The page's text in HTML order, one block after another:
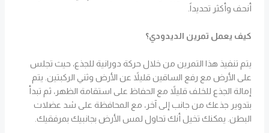
أنحف وأكثر تحديداً.
كيف يعمل تمرين الديدودي؟
يتم تنفيذ هذا التمرين من خلال حركة دورانية للجذع، حيث تجلس
على الأرض مع رفع الساقين قليلاً عن الأرض وثني الركبتين. يتم
إمالة الجذع للخلف قليلاً مع الحفاظ على استقامة الظهر، ثم تبدأ
بتدوير جذعك من جانب إلى آخر، مع المحافظة على شد عضلات
البطن. يمكنك تخيل أنك تحاول لمس الأرض بجانبيك بمرفقيك.